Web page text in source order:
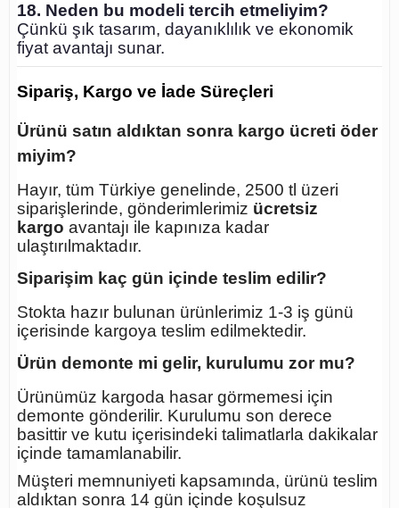
18. Neden bu modeli tercih etmeliyim?
Çünkü şık tasarım, dayanıklılık ve ekonomik
fiyat avantajı sunar.
Sipariş, Kargo ve İade Süreçleri
Ürünü satın aldıktan sonra kargo ücreti öder
miyim?
Hayır, tüm Türkiye genelinde, 2500 tl üzeri
siparişlerinde, gönderimlerimiz ücretsiz
kargo avantajı ile kapınıza kadar
ulaştırılmaktadır.
Siparişim kaç gün içinde teslim edilir?
Stokta hazır bulunan ürünlerimiz 1-3 iş günü
içerisinde kargoya teslim edilmektedir.
Ürün demonte mi gelir, kurulumu zor mu?
Ürünümüz kargoda hasar görmemesi için
demonte gönderilir. Kurulumu son derece
basittir ve kutu içerisindeki talimatlarla dakikalar
içinde tamamlanabilir.
Müşteri memnuniyeti kapsamında, ürünü teslim
aldıktan sonra 14 gün içinde koşulsuz